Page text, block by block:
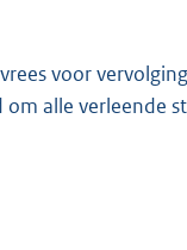
voor
alle verleende